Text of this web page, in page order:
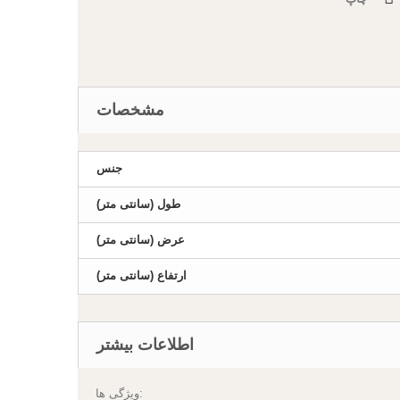
مشخصات
جنس
طول (سانتی متر)
عرض (سانتی متر)
ارتفاع (سانتی متر)
اطلاعات بیشتر
ویژگی ها: